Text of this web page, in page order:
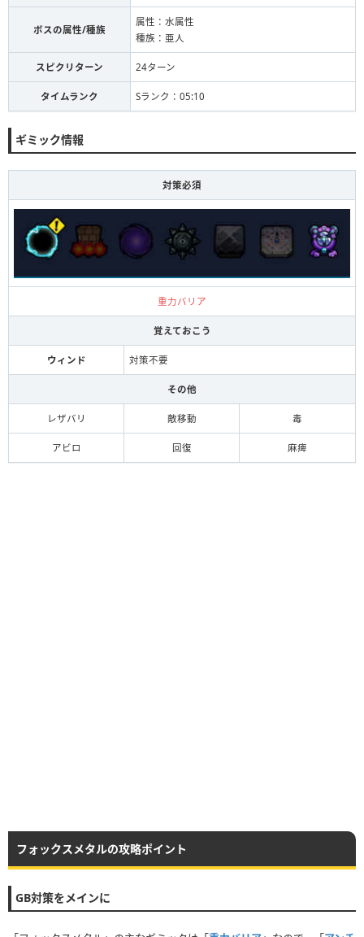
ボスの属性/種族
属性：水属性
種族：亜人
スピクリターン 24ターン
タイムランク Sランク：05:10
ギミック情報
対策必須
重力バリア
覚えておこう
ウィンド 対策不要
その他
レザバリ 敵移動 毒
アビロ 回復 麻痺
フォックスメタルの攻略ポイント
GB対策をメインに